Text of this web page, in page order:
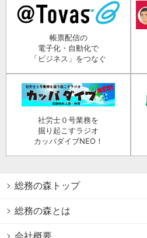
帳票配信の
電子化・自動化で
「ビジネス」をつなぐ
社労士０号業務を
掘り起こすラジオ
カッパダイブNEO！
総務の森トップ
総務の森とは
会社概要